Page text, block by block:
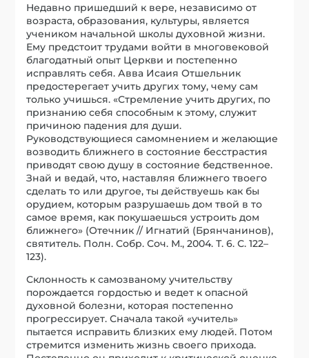
Недавно пришедший к вере, независимо от
возраста, образования, культуры, является
учеником начальной школы духовной жизни.
Ему предстоит трудами войти в многовековой
благодатный опыт Церкви и постепенно
исправлять себя. Авва Исаия Отшельник
предостерегает учить других тому, чему сам
только учишься. «Стремление учить других, по
признанию себя способным к этому, служит
причиною падения для души.
Руководствующиеся самомнением и желающие
возводить ближнего в состояние бесстрастия
приводят свою душу в состояние бедственное.
Знай и ведай, что, наставляя ближнего твоего
сделать то или другое, ты действуешь как бы
орудием, которым разрушаешь дом твой в то
самое время, как покушаешься устроить дом
ближнего» (Отечник // Игнатий (Брянчанинов),
святитель. Полн. Собр. Соч. М., 2004. Т. 6. С. 122–
123).
Склонность к самозваному учительству
порождается гордостью и ведет к опасной
духовной болезни, которая постепенно
прогрессирует. Сначала такой «учитель»
пытается исправить близких ему людей. Потом
стремится изменить жизнь своего прихода.